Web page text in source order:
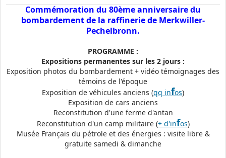
Commémoration du 80ème anniversaire du
bombardement de la raffinerie de Merkwiller-
Pechelbronn.
PROGRAMME :
Expositions permanentes sur les 2 jours :
Exposition photos du bombardement + vidéo témoignages des
témoins de l'époque
Exposition de véhicules anciens (qq infos)
Exposition de cars anciens
Reconstitution d'une ferme d'antan
Reconstitution d'un camp militaire (+ d'infos)
Musée Français du pétrole et des énergies : visite libre &
gratuite samedi & dimanche